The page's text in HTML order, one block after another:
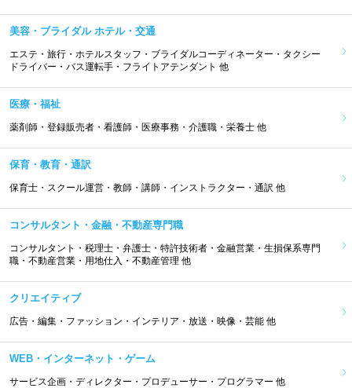
美容・ブライダル ホテル・交通
エステ・旅行・ホテルスタッフ・ブライダルコーディネーター・タクシー
ドライバー・バス運転手・フライトアテンダント 他
医療・福祉
薬剤師・登録販売者・看護師・医療事務・介護職・栄養士 他
保育・教育・通訳
保育士・スクール運営・教師・講師・インストラクター・通訳 他
コンサルタント・金融・不動産専門職
コンサルタント・税理士・弁護士・特許技術者・金融営業・生損保系専門
職・不動産営業・用地仕入・不動産管理 他
クリエイティブ
広告・編集・ファッション・インテリア・放送・映像・芸能 他
WEB・インターネット・ゲーム
サービス企画・ディレクター・プロデューサー・プログラマー 他